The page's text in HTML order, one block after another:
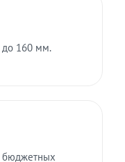
160 мм.
бюджетных